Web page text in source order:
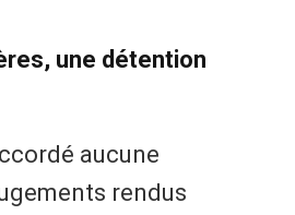
une détention
aucune
rendus